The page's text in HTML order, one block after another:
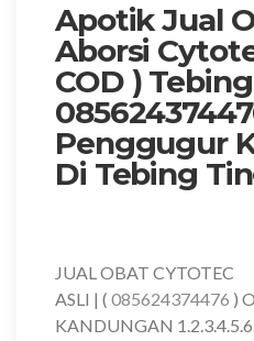
Apotik Jual
Aborsi
COD )
Penggugur
Di Tebing
JUAL OBAT CYTOTEC
ASLI | ( 085624374476 )
KANDUNGAN